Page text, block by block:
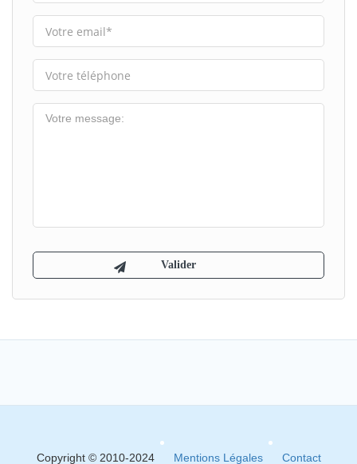
Copyright © 2010-2024 Mentions Légales Contact